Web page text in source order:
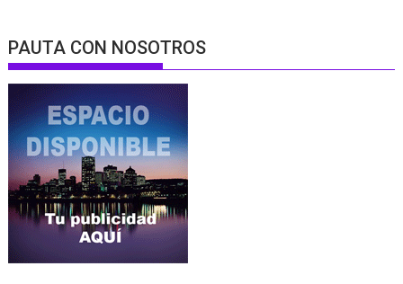
PAUTA CON NOSOTROS